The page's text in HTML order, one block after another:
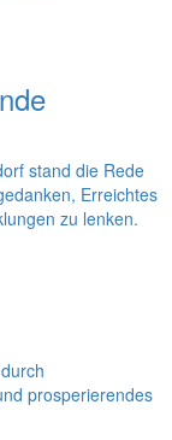
stand die Rede
Erreichtes
zu lenken.
prosperierendes